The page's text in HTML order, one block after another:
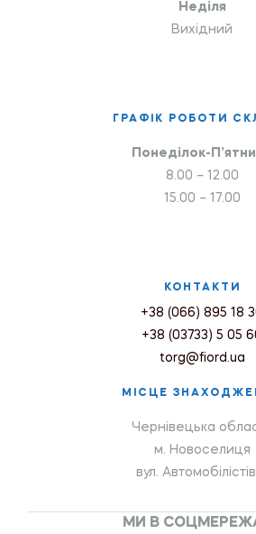
Неділя
Вихідний
ГРАФІК РОБОТИ
Понеділок-
8.00 – 12.00
15.00 – 17.00
КОНТАКТИ
+38 (066) 895 18
+38 (03733) 5 05
torg@fiord.ua
МІСЦЕ
Чернівецька
м. Новоселиця
вул.
МИ В